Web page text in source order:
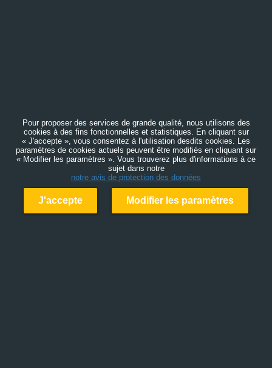
Pour proposer des services de grande qualité, nous utilisons des
cookies à des fins fonctionnelles et statistiques. En cliquant sur
« J'accepte », vous consentez à l'utilisation desdits cookies. Les
paramètres de cookies actuels peuvent être modifiés en cliquant sur
« Modifier les paramètres ». Vous trouverez plus d'informations à ce
sujet dans notre
notre avis de protection des données
J'accepte Modifier les paramètres